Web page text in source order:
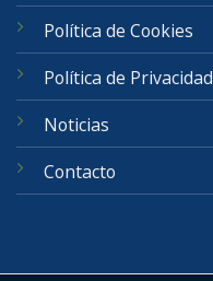
Política de Cookies
Política de Privacidad
Noticias
Contacto